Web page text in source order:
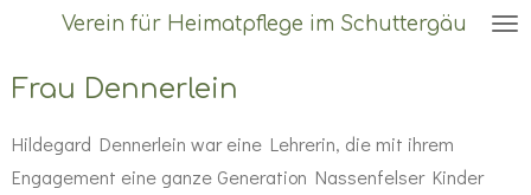
springen
Verein für Heimatpflege im Schuttergäu
Frau Dennerlein
Hildegard Dennerlein war eine Lehrerin, die mit ihrem
Engagement eine ganze Generation Nassenfelser Kinder